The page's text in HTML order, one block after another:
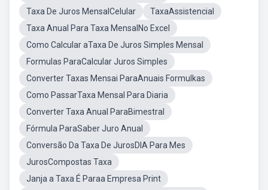
Taxa De Juros MensalCelular
TaxaAssistencial
Taxa Anual Para Taxa MensalNo Excel
Como Calcular aTaxa De Juros Simples Mensal
Formulas ParaCalcular Juros Simples
Converter Taxas Mensai ParaAnuais Formulkas
Como PassarTaxa Mensal Para Diaria
Converter Taxa Anual ParaBimestral
Fórmula ParaSaber Juro Anual
Conversão Da Taxa De JurosDIA Para Mes
JurosCompostas Taxa
Janja a Taxa É Paraa Empresa Print